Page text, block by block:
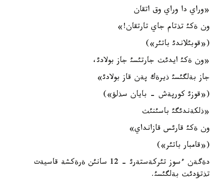
«وراي دا وراي وق اتقان
ون ةكئ تذتام جاي تارتقان!»
(«قوبئلاندئ باتئر»)
«ون ةكئ ايدئث جارتئسئ جاز بولادئ،
جاز بةلگئسئ ذيرةك پةن قاز بولادئ»
(«قوزئ كورپةش - بايان سذلؤ»)
«ذلكةندئگئ باسئنئث
ون ةكئ قارئس قازانداي»
(«قامبار باتئر»)
دةگةن ءسوز تئركةستةرئ - 12 سانئن ةرةكشة قاسيةت
تذتؤدئث بةلگئسئ.